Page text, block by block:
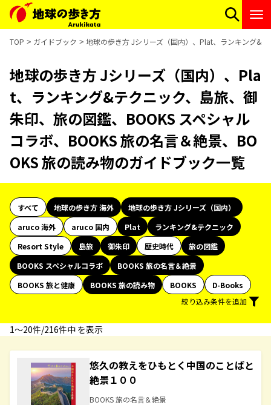
TOP ガイドブック 地球の歩き方 Jシリーズ（国内）、Plat、ランキング&
地球の歩き方 Jシリーズ（国内）、Pla
t、ランキング&テクニック、島旅、御
朱印、旅の図鑑、BOOKS スペシャル
コラボ、BOOKS 旅の名言＆絶景、BO
OKS 旅の読み物のガイドブック一覧
すべて 地球の歩き方 海外
地球の歩き方 Jシリーズ（国内）
aruco 海外
aruco 国内 Plat
ランキング&テクニック
Resort Style
島旅 御朱印 歴史時代
旅の図鑑
BOOKS スペシャルコラボ
BOOKS 旅の名言＆絶景
BOOKS 旅と健康
BOOKS 旅の読み物 BOOKS
D-Books
絞り込み条件を追加
1〜20件/216件中 を表示
悠久の教えをひもとく中国のことばと
絶景１００
BOOKS 旅の名言＆絶景